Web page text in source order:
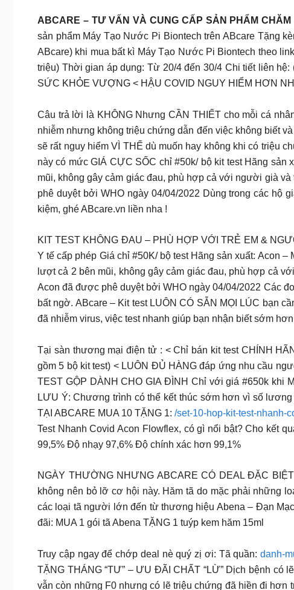
ABCARE – TƯ VẤN VÀ CUNG CẤP SẢN PHẨM CHĂM
sản phẩm Máy Tạo Nước Pi Biontech trên ABcare Tặng
ABcare) khi mua bất kì Máy Tạo Nước Pi Biontech theo
triệu) Thời gian áp dụng: Từ 20/4 đến 30/4 Chi tiết liên
SỨC KHỎE VƯỢNG < HẬU COVID NGUY HIỂM HƠN
Câu trả lời là KHÔNG Nhưng CẦN THIẾT cho mỗi cá
nhiễm nhưng không triệu chứng dẫn đến việc không biết
sẽ rất nguy hiểm VÌ THẾ dù muốn hay không khi có triệu
này có mức GIÁ CỰC SỐC chỉ #50k/ bộ kit test Hãng
mũi, không gây cảm giác đau, phù hợp cả với người già
phê duyệt bởi WHO ngày 04/04/2022 Dùng trong các hộ
kiệm, ghé ABcare.vn liền nha !
KIT TEST KHÔNG ĐAU – PHÙ HỢP VỚI TRẺ EM &
Y tế cấp phép Giá chỉ #50K/ bộ test Hãng sản xuất: Acon
lượt cả 2 bên mũi, không gây cảm giác đau, phù hợp cả
Acon đã được phê duyệt bởi WHO ngày 04/04/2022 Các
bất ngờ. ABcare – Kit test LUÔN CÓ SẴN MỌI LÚC bạn
đã nhiễm virus, việc test nhanh giúp bạn nhận biết sớm
Tại sàn thương mại điện tử : < Chỉ bán kit test CHÍNH
gồm 5 bộ kit test) < LUÔN ĐỦ HÀNG đáp ứng nhu cầu
TEST GỘP DÀNH CHO GIA ĐÌNH Chỉ với giá #650k khi
LƯU Ý: Chương trình có thể kết thúc sớm hơn vì số
TẠI ABCARE MUA 10 TẶNG 1:/set-10-hop-kit-test-nhanh-
Test Nhanh Covid Acon Flowflex, có gì nổi bật? Cho kết
99,5% Độ nhạy 97,6% Độ chính xác hơn 99,1%
NGÀY THƯỜNG NHƯNG ABCARE CÓ DEAL ĐẶC
không nên bỏ lỡ cơ hội này. Hăm tã do mặc phải những
các loại tã người lớn đến từ thương hiệu Abena – Đạn
đãi: MUA 1 gói tã Abena TẶNG 1 tuýp kem hăm 15ml
Truy cập ngay để chớp deal nè quý zị ơi: Tã quần: danh-
TẶNG THÁNG “TƯ” – ƯU ĐÃI CHẤT “LỪ” Dịch bệnh có
vẫn còn những F0 nhưng có lẽ triệu chứng đã hiền đi hơn